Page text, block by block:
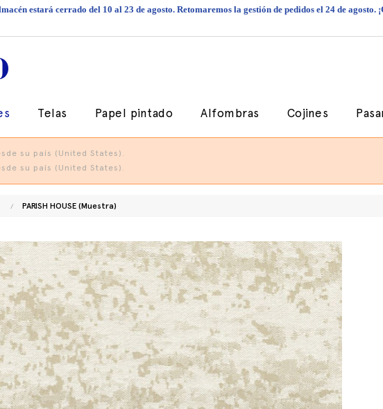
estará cerrado del 10 al 23 de agosto. Retomaremos la gestión de pedidos el 24 de agosto.
Telas Papel pintado Alfombras Cojines
su país (United States).
su país (United States).
PARISH HOUSE (Muestra)